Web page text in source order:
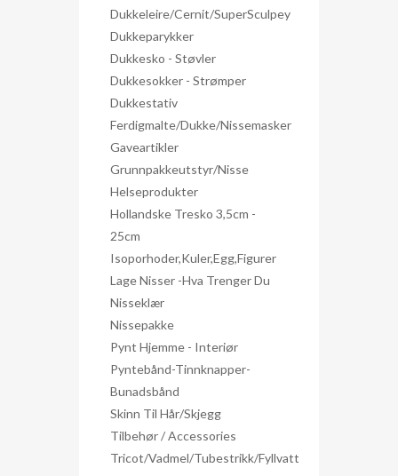
Dukkeleire/Cernit/SuperSculpey
Dukkeparykker
Dukkesko - Støvler
Dukkesokker - Strømper
Dukkestativ
Ferdigmalte/dukke/nissemasker
Gaveartikler
Grunnpakkeutstyr/nisse
Helseprodukter
Hollandske Tresko 3,5cm -
25cm
Isoporhoder,kuler,egg,figurer
Lage Nisser -hva Trenger Du
Nisseklær
Nissepakke
Pynt Hjemme - Interiør
Pyntebånd-Tinnknapper-
Bunadsbånd
Skinn Til Hår/skjegg
Tilbehør / Accessories
Tricot/Vadmel/Tubestrikk/Fyllvatt